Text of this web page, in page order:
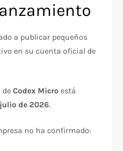
a publicar pequeños
en su cuenta oficial de
deCodex Micro está
julio de 2026.
no ha confirmado: